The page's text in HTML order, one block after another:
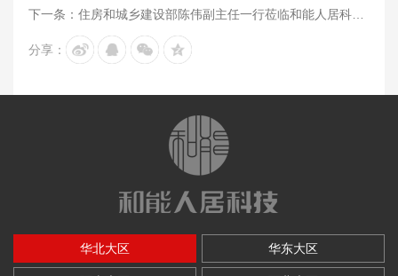
下一条：住房和城乡建设部陈伟副主任一行莅临和能人居科技考察调研
分享：
华北大区 华东大区